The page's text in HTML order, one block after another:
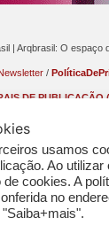
| Arqbrasil: O espaço
/
DE PUBLICAÇÃO
usamos
Ao
cookies. A
no